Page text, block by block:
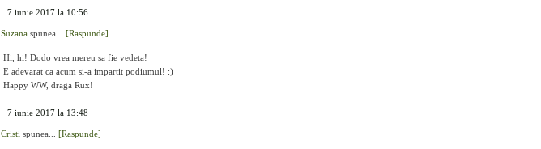
7 iunie 2017 la 10:56
Suzana spunea... [Raspunde]
Hi, hi! Dodo vrea mereu sa fie vedeta!
E adevarat ca acum si-a impartit podiumul! :)
Happy WW, draga Rux!
7 iunie 2017 la 13:48
Cristi spunea... [Raspunde]